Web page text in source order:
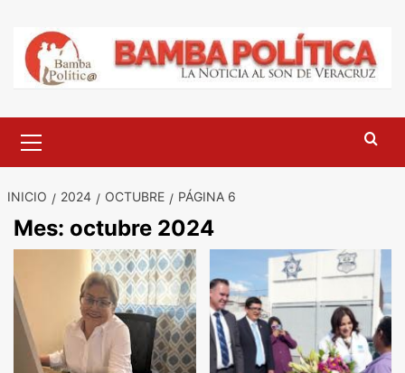
contenido
principal
INICIO 2024 OCTUBRE PÁGINA 6
Mes: octubre 2024